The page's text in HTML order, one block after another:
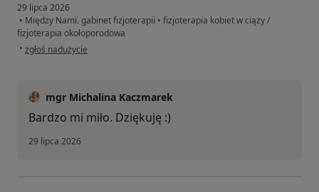
29 lipca 2026
• Między Nami. gabinet fizjoterapii • fizjoterapia kobiet w ciąży /
fizjoterapia okołoporodowa
• w opinii użytkownika Magdalena
zgłoś nadużycie
mgr Michalina Kaczmarek
Bardzo mi miło. Dziękuję :)
29 lipca 2026